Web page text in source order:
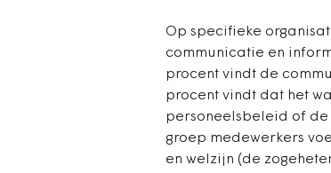
Op specifieke
communicatie en
procent vindt de
procent vindt dat het
personeelsbeleid of
groep medewerkers
en welzijn (de